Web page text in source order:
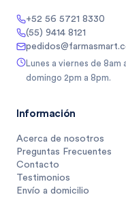
+52 56 5721 8330
(55) 9414 8121
Lunes a viernes de 8am
domingo 2pm a 8pm.
Información
Acerca de nosotros
Preguntas Frecuentes
Contacto
Testimonios
Envío a domicilio